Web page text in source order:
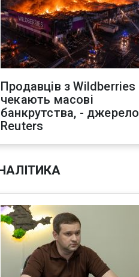
Продавців з Wildberries
чекають масові
банкрутства, - джерело
Reuters